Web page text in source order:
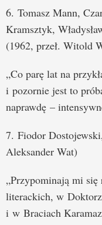
6. Tomasz Mann,
Kramsztyk,
(1962, przeł. Witold
„Co parę lat na
i pozornie jest to
naprawdę –
7. Fiodor
Aleksander Wat)
„Przypominają mi
literackich, w
i w Braciach